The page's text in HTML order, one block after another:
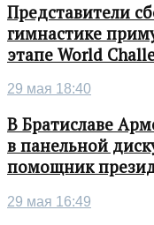
Представители
гимнастике
этапе World
29 мая 18:40
В Братиславе
в панельной
помощник
29 мая 16:49